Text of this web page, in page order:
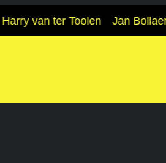
Harry van ter Toolen Jan Bollaert